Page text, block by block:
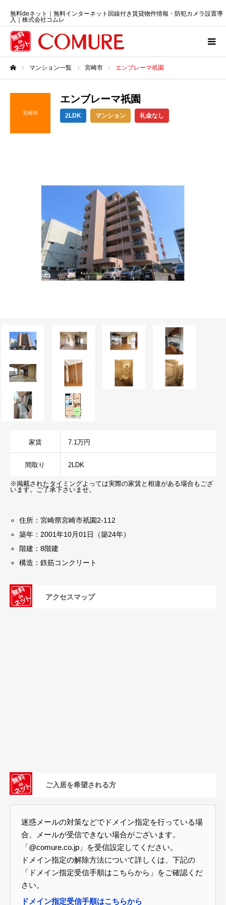
無料deネット｜無料インターネット回線付き賃貸物件情報・防犯カメラ設置導
入｜株式会社コムレ
マンション一覧 宮崎市 エンブレーマ祇園
宮崎市
エンブレーマ祇園
2LDK マンション 礼金なし
家賃 7.1万円
間取り 2LDK
※掲載されたタイミングよっては実際の家賃と相違がある場合もござ
います。ご了承下さいませ。
住所：宮崎県宮崎市祇園2-112
築年：2001年10月01日（築24年）
階建：8階建
構造：鉄筋コンクリート
アクセスマップ
ご入居を希望される方
迷惑メールの対策などでドメイン指定を行っている場
合、メールが受信できない場合がございます。
「@comure.co.jp」を受信設定してください。
ドメイン指定の解除方法について詳しくは、下記の
「ドメイン指定受信手順はこちらから」をご確認くだ
さい。
ドメイン指定受信手順はこちらから